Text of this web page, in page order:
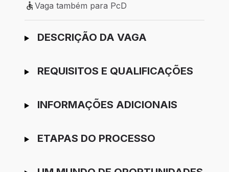
Vaga também para PcD
Vaga também para PcD
Ir para candidatura
DESCRIÇÃO DA VAGA
REQUISITOS E QUALIFICAÇÕES
INFORMAÇÕES ADICIONAIS
ETAPAS DO PROCESSO